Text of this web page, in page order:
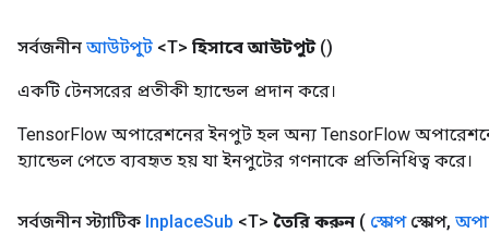
সর্বজনীন আউটপুট <T> হিসাবে আউটপুট ()
একটি টেনসরের প্রতীকী হ্যান্ডেল প্রদান করে।
TensorFlow অপারেশনের ইনপুট হল অন্য TensorFlow
হ্যান্ডেল পেতে ব্যবহৃত হয় যা ইনপুটের গণনাকে প্রতিনিধিত্ব করে।
সর্বজনীন স্ট্যাটিক InplaceSub <T> তৈরি করুন ( স্কোপস্কোপ,